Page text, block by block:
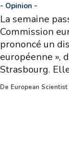
- Opinion -
La semaine
Commission
prononcé un
européenne »,
Strasbourg.
De European Scientist